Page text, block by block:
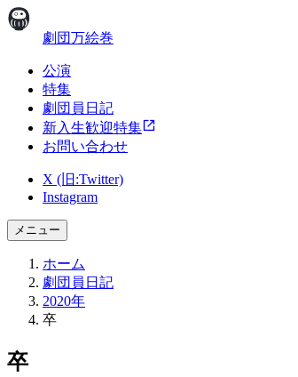
劇団万絵巻
公演
特集
劇団員日記
新入生歓迎特集
お問い合わせ
X (旧:Twitter)
Instagram
メニュー
ホーム
劇団員日記
2020年
卒
卒